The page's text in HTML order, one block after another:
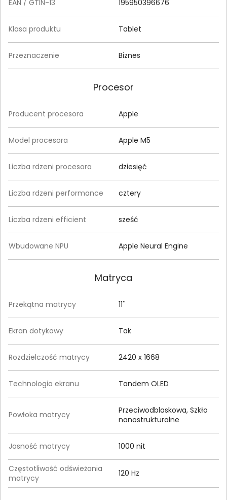
EAN / GTIN-13 195950396676
Klasa produktu Tablet
Przeznaczenie Biznes
Procesor
Producent procesora Apple
Model procesora Apple M5
Liczba rdzeni procesora dziesięć
Liczba rdzeni performance cztery
Liczba rdzeni efficient sześć
Wbudowane NPU Apple Neural Engine
Matryca
Przekątna matrycy 11''
Ekran dotykowy Tak
Rozdzielczość matrycy 2420 x 1668
Technologia ekranu Tandem OLED
Powłoka matrycy
Przeciwodblaskowa, Szkło
nanostrukturalne
Jasność matrycy 1000 nit
Częstotliwość odświeżania
matrycy
120 Hz